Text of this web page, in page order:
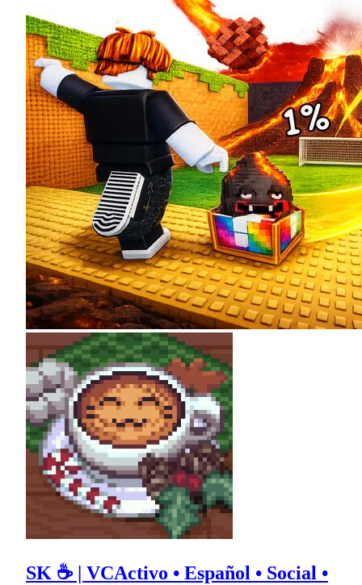
SK ☕ | VCActivo • Español • Social •